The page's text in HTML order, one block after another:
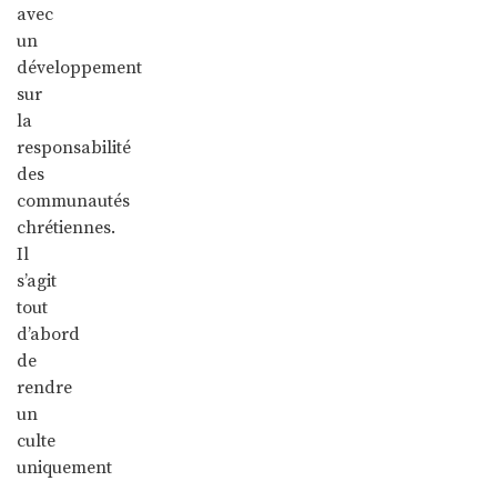
avec
un
développement
sur
la
responsabilité
des
communautés
chrétiennes.
Il
s’agit
tout
d’abord
de
rendre
un
culte
uniquement